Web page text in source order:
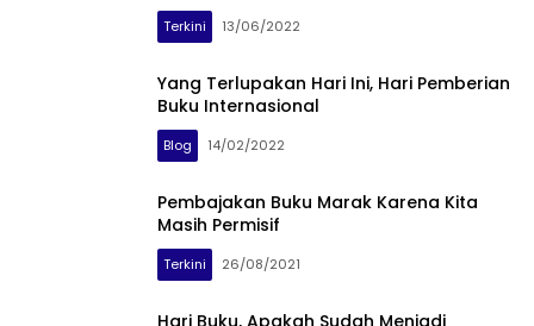
Terkini 13/06/2022
Yang Terlupakan Hari Ini, Hari Pemberian
Buku Internasional
Blog 14/02/2022
Pembajakan Buku Marak Karena Kita
Masih Permisif
Terkini 26/08/2021
Hari Buku, Apakah Sudah Menjadi